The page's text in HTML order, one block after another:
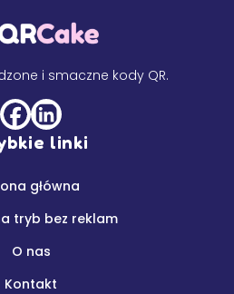
i smaczne kody QR.
linki
główna
tryb bez reklam
O nas
Kontakt